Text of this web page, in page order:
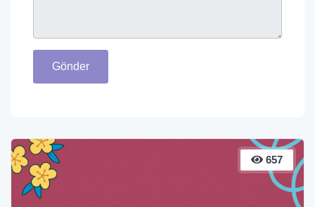
Gönder
657